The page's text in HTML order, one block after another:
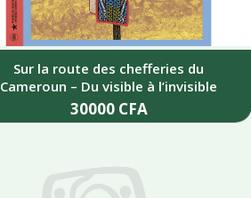
Sur la route des chefferies du
Cameroun – Du visible à l’invisible
30000 CFA